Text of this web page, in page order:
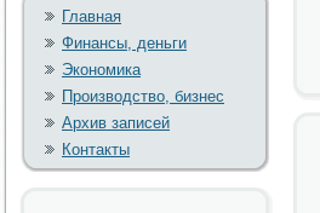
Главная
Финансы, деньги
Экономика
Производство, бизнес
Архив записей
Контакты